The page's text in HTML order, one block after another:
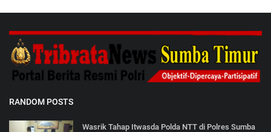
RANDOM POSTS
Wasrik Tahap Itwasda Polda NTT di Polres Sumba